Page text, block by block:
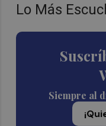
Lo Más
Siempre al